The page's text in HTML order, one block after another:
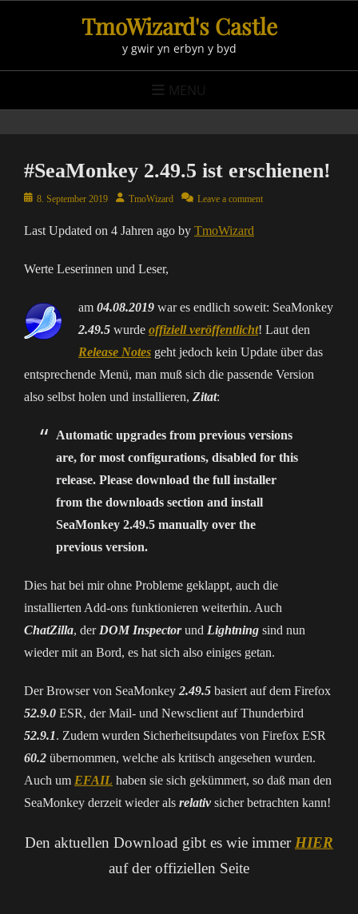
TmoWizard's Castle
y gwir yn erbyn y byd
MENU
#SeaMonkey 2.49.5 ist erschienen!
Posted8. September 2019 AuthorTmoWizard Leave a comment
Last Updated on 4 Jahren ago by TmoWizard
Werte Leserinnen und Leser,
am 04.08.2019 war es endlich soweit: SeaMonkey
2.49.5 wurde offiziell veröffentlicht! Laut den
Release Notes geht jedoch kein Update über das
entsprechende Menü, man muß sich die passende Version
also selbst holen und installieren, Zitat:
Automatic upgrades from previous versions
are, for most configurations, disabled for this
release. Please download the full installer
from the downloads section and install
SeaMonkey 2.49.5 manually over the
previous version.
Dies hat bei mir ohne Probleme geklappt, auch die
installierten Add-ons funktionieren weiterhin. Auch
ChatZilla, der DOM Inspectorund Lightning sind nun
wieder mit an Bord, es hat sich also einiges getan.
Der Browser von SeaMonkey 2.49.5 basiert auf dem Firefox
52.9.0 ESR, der Mail- und Newsclient auf Thunderbird
52.9.1. Zudem wurden Sicherheitsupdates von Firefox ESR
60.2 übernommen, welche als kritisch angesehen wurden.
Auch um EFAIL haben sie sich gekümmert, so daß man den
SeaMonkey derzeit wieder als relativsicher betrachten kann!
Den aktuellen Download gibt es wie immer HIER
auf der offiziellen Seite